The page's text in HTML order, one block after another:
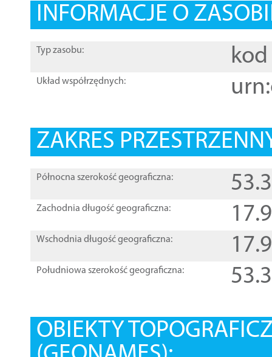
INFORMACJE O
Typ zasobu: kod
Układ współrzędnych:
ZAKRES
Północna szerokość geograficzna:
Zachodnia długość geograficzna:
Wschodnia długość geograficzna:
Południowa szerokość geograficzna:
OBIEKTY